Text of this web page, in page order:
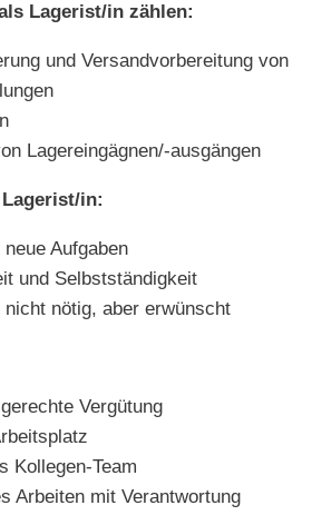
Lagerist/in zählen:
und Versandvorbereitung von
Lagereingägnen/-ausgängen
in:
Aufgaben
und Selbstständigkeit
nicht nötig, aber erwünscht
Vergütung
Kollegen-Team
Arbeiten mit Verantwortung